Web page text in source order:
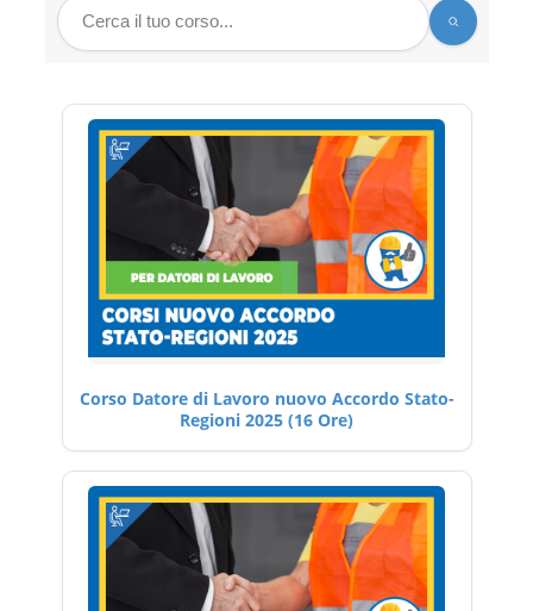
Corso Datore di Lavoro nuovo Accordo Stato-
Regioni 2025 (16 Ore)